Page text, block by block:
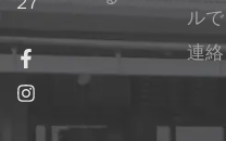
ルで
連絡